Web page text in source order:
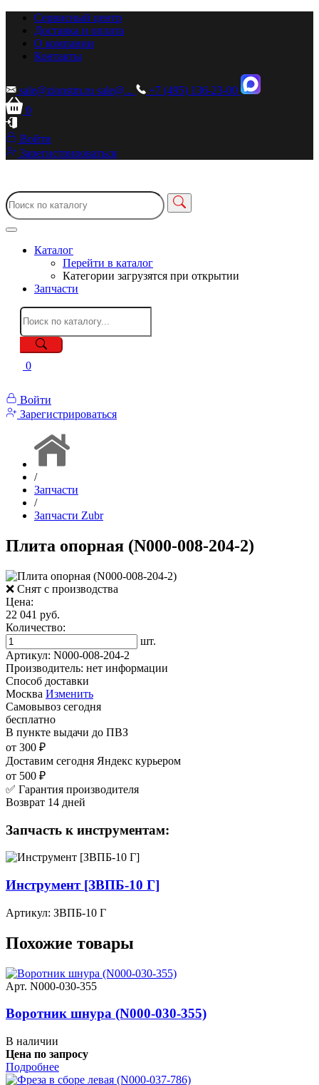
Сервисный центр
Доставка и оплата
О компании
Контакты
sale@zionstm.ru sale@...
+7 (495) 136-23-00
0
Войти
Зарегистрироваться
Каталог
Перейти в каталог
Категории загрузятся при открытии
Запчасти
0
Войти
Зарегистрироваться
/
Запчасти
/
Запчасти Zubr
Плита опорная (N000-008-204-2)
❌ Снят с производства
Цена:
22 041 руб.
Количество:
шт.
Артикул: N000-008-204-2
Производитель: нет информации
Способ доставки
Москва Изменить
Самовывоз сегодня
бесплатно
В пункте выдачи до ПВЗ
от 300 ₽
Доставим сегодня Яндекс курьером
от 500 ₽
✅ Гарантия производителя
Возврат 14 дней
Запчасть к инструментам:
Инструмент [ЗВПБ-10 Г]
Артикул: ЗВПБ-10 Г
Похожие товары
Арт. N000-030-355
Воротник шнура (N000-030-355)
В наличии
Цена по запросу
Подробнее